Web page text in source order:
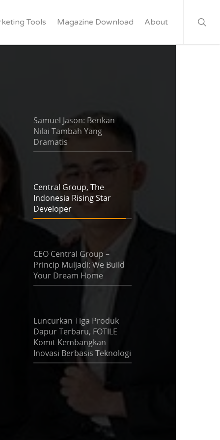
Tools Magazine Download About
Samuel Jason: Berikan
Nilai Tambah Yang
Dramatis
Central Group, The
Indonesia Rising Star
Developer
CEO Central Group –
Princip Muljadi: We Build
Your Dream Home
Luncurkan Tiga Produk
Dapur Terbaru, FOTILE
Komit Kembangkan
Inovasi Berbasis Teknologi